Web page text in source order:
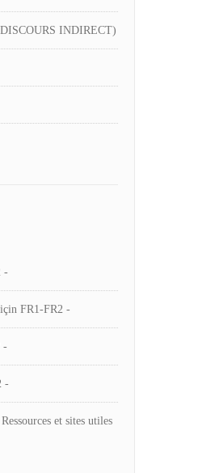
INDIRECT)
-
için FR1-FR2 -
-
-
Ressources et sites utiles